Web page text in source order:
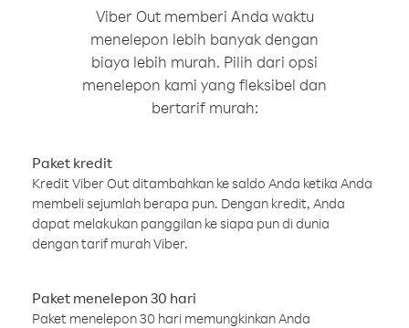
Viber Out memberi Anda waktu
menelepon lebih banyak dengan
biaya lebih murah. Pilih dari opsi
menelepon kami yang fleksibel dan
bertarif murah:
Paket kredit
Kredit Viber Out ditambahkan ke saldo Anda ketika Anda
membeli sejumlah berapa pun. Dengan kredit, Anda
dapat melakukan panggilan ke siapa pun di dunia
dengan tarif murah Viber.
Paket menelepon 30 hari
Paket menelepon 30 hari memungkinkan Anda